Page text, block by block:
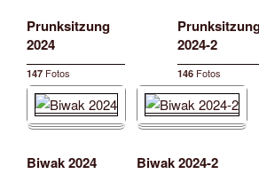
Prunksitzung
2024
147 Fotos
2024-2
146 Fotos
Biwak 2024 Biwak 2024-2